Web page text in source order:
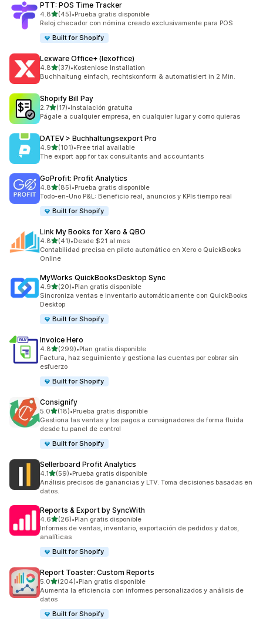
PTT: POS Time Tracker
4.8de 5 estrellas
(45)
45 reseñas en total
•Prueba gratis disponible
Reloj checador con nómina creado exclusivamente para POS
Built for Shopify
Lexware Office+ (lexoffice)
4.8de 5 estrellas
(37)
37 reseñas en total
•Kostenlose Installation
Buchhaltung einfach, rechtskonform & automatisiert in 2 Min.
Shopify Bill Pay
2.7de 5 estrellas
(17)
17 reseñas en total
•Instalación gratuita
Págale a cualquier empresa, en cualquier lugar y como quieras
DATEV > Buchhaltungsexport Pro
4.9de 5 estrellas
(101)
101 reseñas en total
•Free trial available
The export app for tax consultants and accountants
GoProfit: Profit Analytics
4.8de 5 estrellas
(85)
85 reseñas en total
•Prueba gratis disponible
Todo-en-Uno P&L: Beneficio real, anuncios y KPIs tiempo real
Built for Shopify
Link My Books for Xero & QBO
4.8de 5 estrellas
(41)
41 reseñas en total
•Desde $21 al mes
Contabilidad precisa en piloto automático en Xero o QuickBooks
Online
MyWorks QuickBooksDesktop Sync
4.9de 5 estrellas
(20)
20 reseñas en total
•Plan gratis disponible
Sincroniza ventas e inventario automáticamente con QuickBooks
Desktop
Built for Shopify
Invoice Hero
4.8de 5 estrellas
(299)
299 reseñas en total
•Plan gratis disponible
Factura, haz seguimiento y gestiona las cuentas por cobrar sin
esfuerzo
Built for Shopify
Consignify
5.0de 5 estrellas
(18)
18 reseñas en total
•Prueba gratis disponible
Gestiona las ventas y los pagos a consignadores de forma fluida
desde tu panel de control
Built for Shopify
Sellerboard Profit Analytics
4.1de 5 estrellas
(59)
59 reseñas en total
•Prueba gratis disponible
Análisis precisos de ganancias y LTV. Toma decisiones basadas en
datos.
Reports & Export by SyncWith
4.6de 5 estrellas
(26)
26 reseñas en total
•Plan gratis disponible
Informes de ventas, inventario, exportación de pedidos y datos,
analíticas
Built for Shopify
Report Toaster: Custom Reports
5.0de 5 estrellas
(204)
204 reseñas en total
•Plan gratis disponible
Aumenta la eficiencia con informes personalizados y análisis de
datos
Built for Shopify